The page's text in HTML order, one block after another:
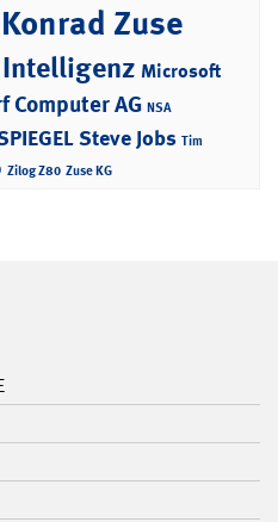
Konrad Zuse
Microsoft
Computer AG NSA
Steve Jobs Tim
Zilog Z80 Zuse KG